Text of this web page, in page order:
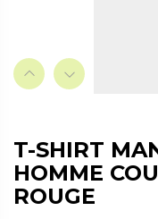
T-SHIRT
HOMME
ROUGE